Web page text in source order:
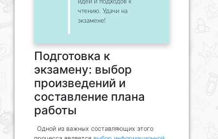
идей и подходов к
чтению. Удачи на
экзамене!
Подготовка к
экзамену: выбор
произведений и
составление плана
работы
Одной из важных составляющих этого